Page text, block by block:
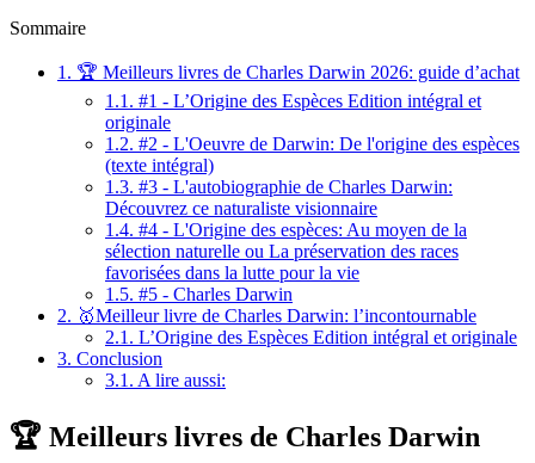
Sommaire
1. 🏆 Meilleurs livres de Charles Darwin 2026: guide d’achat
1.1. #1 - L’Origine des Espèces Edition intégral et
originale
1.2. #2 - L'Oeuvre de Darwin: De l'origine des espèces
(texte intégral)
1.3. #3 - L'autobiographie de Charles Darwin:
Découvrez ce naturaliste visionnaire
1.4. #4 - L'Origine des espèces: Au moyen de la
sélection naturelle ou La préservation des races
favorisées dans la lutte pour la vie
1.5. #5 - Charles Darwin
2. 🥇Meilleur livre de Charles Darwin: l’incontournable
2.1. L’Origine des Espèces Edition intégral et originale
3. Conclusion
3.1. A lire aussi:
🏆 Meilleurs livres de Charles Darwin